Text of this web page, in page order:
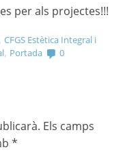
per als projectes!!!
,CFGS Estètica Integral i
, Portada 0
Els camps
*